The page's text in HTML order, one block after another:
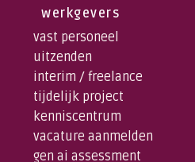
werkgevers
vast personeel
uitzenden
interim / freelance
tijdelijk project
kenniscentrum
vacature aanmelden
gen ai assessment